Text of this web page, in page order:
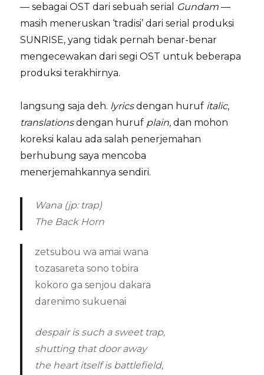
— sebagai OST dari sebuah serial Gundam —
masih meneruskan ‘tradisi’ dari serial produksi
SUNRISE, yang tidak pernah benar-benar
mengecewakan dari segi OST untuk beberapa
produksi terakhirnya.
langsung saja deh. lyricsdengan huruf italic,
translationsdengan huruf plain, dan mohon
koreksi kalau ada salah penerjemahan
berhubung saya mencoba
menerjemahkannya sendiri.
Wana (jp: trap)
The Back Horn
zetsubou wa amai wana
tozasareta sono tobira
kokoro ga senjou dakara
darenimo sukuenai
despair is such a sweet trap,
shutting that door away
the heart itself is battlefield,